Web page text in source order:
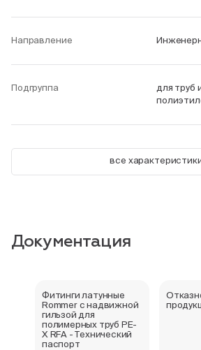
Направление
Подгруппа
для труб
все
Документация
Фитинги латунные
Rommer с надвижной
гильзой для
полимерных труб PE-
X RFA - Технический
паспорт